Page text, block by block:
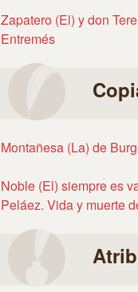
Zapatero (El) y don
Entremés
Montañesa (La) de
Noble (El) siempre es
Peláez. Vida y muerte